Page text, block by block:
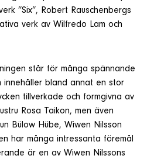
”Six”, Robert Rauschenbergs
verk av Wilfredo Lam och
står för många spännande
innehåller bland annat en stor
tillverkade och formgivna av
Rosa Taikon, men även
Bülow Hübe, Wiwen Nilsson
har många intressanta föremål
är en av Wiwen Nilssons